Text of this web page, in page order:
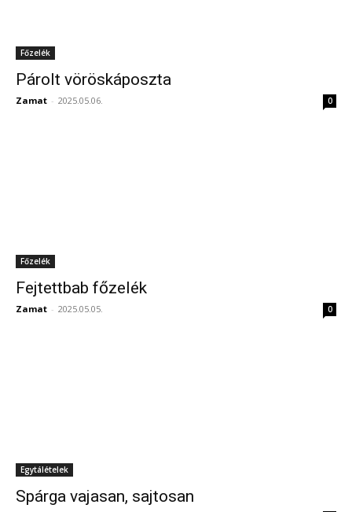
Főzelék
Párolt vöröskáposzta
Zamat - 2025.05.06. 0
Főzelék
Fejtettbab főzelék
Zamat - 2025.05.05. 0
Egytálételek
Spárga vajasan, sajtosan